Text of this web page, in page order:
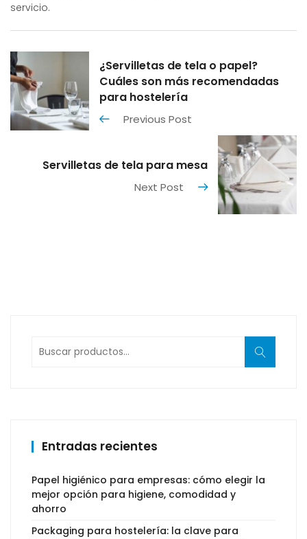
servicio.
¿Servilletas de tela o papel?
Cuáles son más recomendadas
para hostelería
Previous Post
Servilletas de tela para mesa
Next Post
por:
Entradas recientes
Papel higiénico para empresas: cómo elegir la
mejor opción para higiene, comodidad y
ahorro
Packaging para hostelería: la clave para